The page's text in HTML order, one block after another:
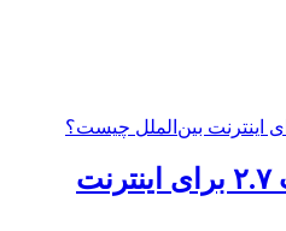
ماجرای اعمال ضریب ۲.۷ برای اینترنت